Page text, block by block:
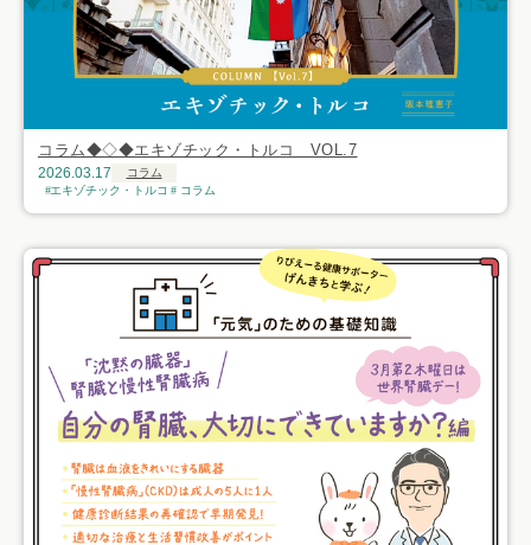
コラム◆◇◆エキゾチック・トルコ VOL.7
2026.03.17
コラム
エキゾチック・トルコ
コラム